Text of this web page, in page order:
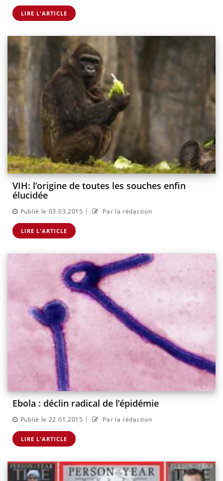
LIRE L'ARTICLE
VIH: l’origine de toutes les souches enfin
élucidée
Publié le 03.03.2015 | Par la rédaction
LIRE L'ARTICLE
Ebola : déclin radical de l’épidémie
Publié le 22.01.2015 | Par la rédaction
LIRE L'ARTICLE